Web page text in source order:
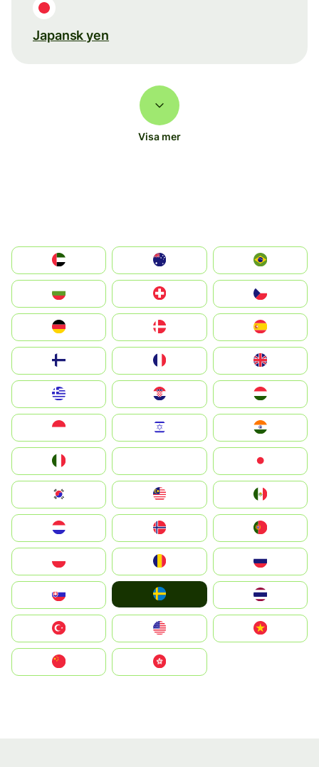
Japansk yen
Visa mer
الإمارات العربية المتحدة
Switzerland
Deutschland
United Kingdom
Magyarország
South Korea
United States
中國香港特別行政區